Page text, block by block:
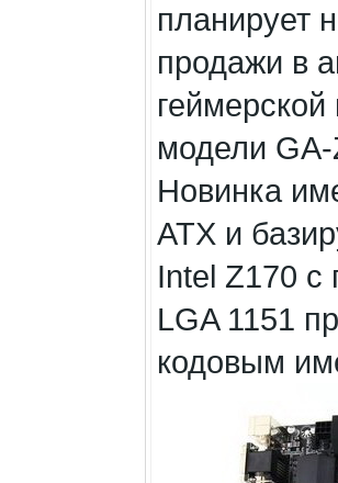
планирует
продажи в
модели
Новинка
ATX и
Intel Z170 с
LGA 1151
кодовым